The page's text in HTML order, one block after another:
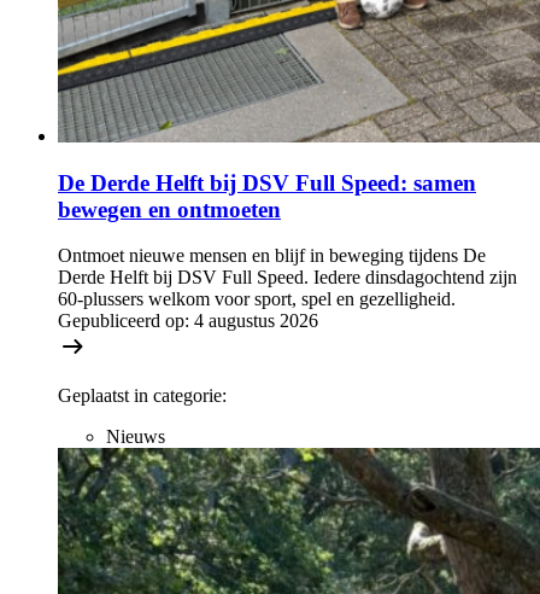
De Derde Helft bij DSV Full Speed: samen
bewegen en ontmoeten
Ontmoet nieuwe mensen en blijf in beweging tijdens De
Derde Helft bij DSV Full Speed. Iedere dinsdagochtend zijn
60-plussers welkom voor sport, spel en gezelligheid.
Gepubliceerd op: 4 augustus 2026
Geplaatst in categorie:
Nieuws